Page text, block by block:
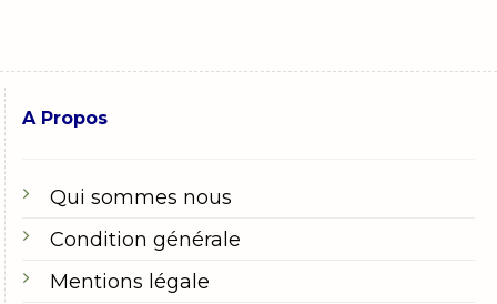
A Propos
Qui sommes nous
Condition générale
Mentions légale